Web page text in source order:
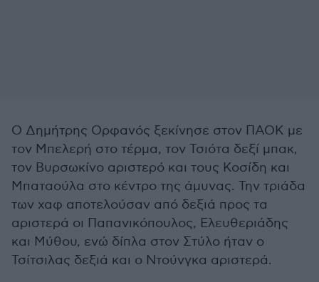
Ο Δημήτρης Ορφανός ξεκίνησε στον ΠΑΟΚ με
τον Μπελερή στο τέρμα, τον Τσιότα δεξί μπακ,
τον Βυρσωκίνο αριστερό και τους Κοσίδη και
Μπαταούλα στο κέντρο της άμυνας. Την τριάδα
των χαφ αποτελούσαν από δεξιά προς τα
αριστερά οι Παπανικόπουλος, Ελευθεριάδης
και Μύθου, ενώ δίπλα στον Στύλο ήταν ο
Τσίτσιλας δεξιά και ο Ντούνγκα αριστερά.